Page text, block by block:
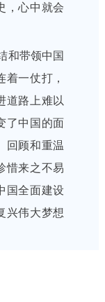
，心中就会
和带领中国
着一仗打，
道路上难以
了中国的面
回顾和重温
惜来之不易
国全面建设
兴伟大梦想